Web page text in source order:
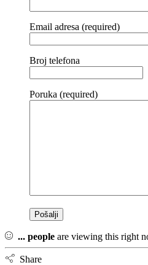
Email adresa (required)
Broj telefona
Poruka (required)
... people are viewing this right
Share